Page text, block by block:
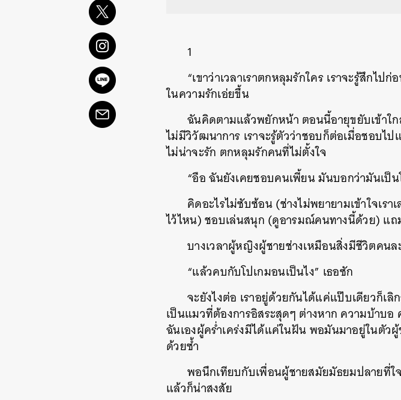
1
“เขาว่าเวลาเราตกหลุมรักใคร เราจะรู้สึกไ
ในความรักเอ่ยขึ้น
ฉันคิดตามแล้วพยักหน้า ตอนนี้อายุขยับเข้าใ
ไม่มีวิวัฒนาการ เราจะรู้ตัวว่าชอบก็ต่อเมื่อชอบไ
ไม่น่าจะรัก ตกหลุมรักคนที่ไม่ตั้งใจ
“อือ ฉันยังเคยชอบคนเพี้ยน มันบอกว่ามันเป็น
คิดอะไรไม่ซับซ้อน (ช่างไม่พยายามเข้าใจเร
ไว้ไหน) ชอบเล่นสนุก (ดูอารมณ์คนทางนี้ด้วย) แถ
บางเวลาผู้หญิงผู้ชายช่างเหมือนสิ่งมีชีวิตคน
“แล้วคบกับโปเกมอนเป็นไง” เธอซัก
จะยังไงต่อ เราอยู่ด้วยกันได้แค่แป๊บเดียวก็เลิ
เป็นแมวที่ต้องการอิสระสุดๆ ต่างหาก ความบ้า
ฉันเองผู้คร่ำเคร่งมีได้แค่ในฝัน พอมันมาอยู่ในตัว
ด้วยซ้ำ
พอนึกเทียบกับเพื่อนผู้ชายสมัยมัธยมปลายที่
แล้วก็น่าสงสัย